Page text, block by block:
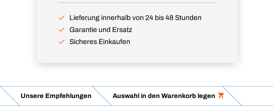
Lieferung innerhalb von 24 bis 48 Stunden
Garantie und Ersatz
Sicheres Einkaufen
Unsere Empfehlungen Auswahl in den Warenkorb legen